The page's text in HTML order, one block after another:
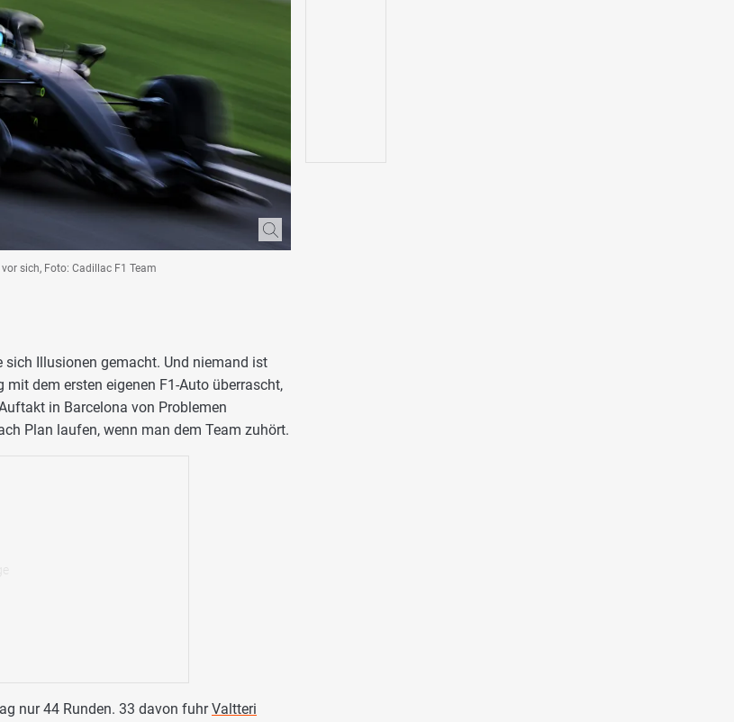
sich, Foto: Cadillac F1 Team
sich Illusionen gemacht. Und niemand ist
dem ersten eigenen F1-Auto überrascht,
in Barcelona von Problemen
Plan laufen, wenn man dem Team zuhört.
nur 44 Runden. 33 davon fuhrValtteri